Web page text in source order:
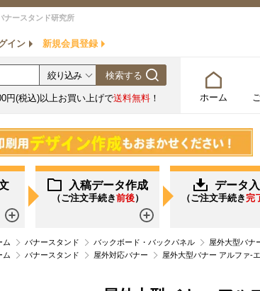
ナースタンド研究所
イン 新規会員登録
ホーム
円(税込)以上お買い上げで送料無料 ！
入稿データ作成
（ご注文手続き前後）
データ
（ご注文手続き完
ム バナースタンド バックボード・バックパネル
屋外大型バ
ム
バナースタンド 屋外対応バナー 屋外大型バナー アルファ-